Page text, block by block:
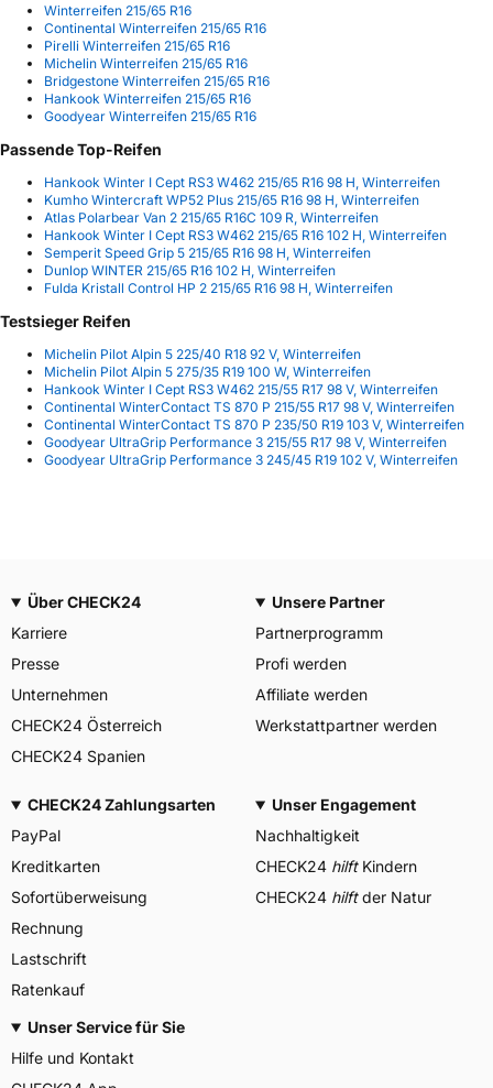
Winterreifen 215/65 R16
Continental Winterreifen 215/65 R16
Pirelli Winterreifen 215/65 R16
Michelin Winterreifen 215/65 R16
Bridgestone Winterreifen 215/65 R16
Hankook Winterreifen 215/65 R16
Goodyear Winterreifen 215/65 R16
Passende Top-Reifen
Hankook Winter I Cept RS3 W462 215/65 R16 98 H, Winterreifen
Kumho Wintercraft WP52 Plus 215/65 R16 98 H, Winterreifen
Atlas Polarbear Van 2 215/65 R16C 109 R, Winterreifen
Hankook Winter I Cept RS3 W462 215/65 R16 102 H, Winterreifen
Semperit Speed Grip 5 215/65 R16 98 H, Winterreifen
Dunlop WINTER 215/65 R16 102 H, Winterreifen
Fulda Kristall Control HP 2 215/65 R16 98 H, Winterreifen
Testsieger Reifen
Michelin Pilot Alpin 5 225/40 R18 92 V, Winterreifen
Michelin Pilot Alpin 5 275/35 R19 100 W, Winterreifen
Hankook Winter I Cept RS3 W462 215/55 R17 98 V, Winterreifen
Continental WinterContact TS 870 P 215/55 R17 98 V, Winterreifen
Continental WinterContact TS 870 P 235/50 R19 103 V, Winterreifen
Goodyear UltraGrip Performance 3 215/55 R17 98 V, Winterreifen
Goodyear UltraGrip Performance 3 245/45 R19 102 V, Winterreifen
Über CHECK24
Karriere
Presse
Unternehmen
CHECK24 Österreich
CHECK24 Spanien
Unsere Partner
Partnerprogramm
Profi werden
Affiliate werden
Werkstattpartner werden
CHECK24 Zahlungsarten
PayPal
Kreditkarten
Sofortüberweisung
Rechnung
Lastschrift
Ratenkauf
Unser Engagement
Nachhaltigkeit
CHECK24 hilftKindern
CHECK24 hilftder Natur
Unser Service für Sie
Hilfe und Kontakt